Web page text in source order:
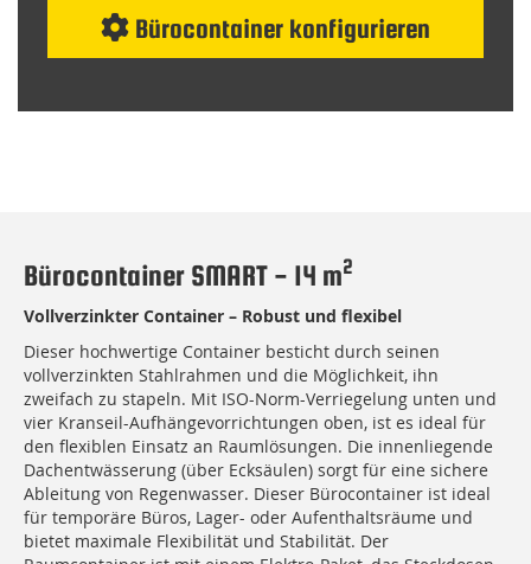
Bürocontainer konfigurieren
Bürocontainer SMART - 14 m2
Vollverzinkter Container – Robust und flexibel
Dieser hochwertige Container besticht durch seinen
vollverzinkten Stahlrahmen und die Möglichkeit, ihn
zweifach zu stapeln. Mit ISO-Norm-Verriegelung unten und
vier Kranseil-Aufhängevorrichtungen oben, ist es ideal für
den flexiblen Einsatz an Raumlösungen. Die innenliegende
Dachentwässerung (über Ecksäulen) sorgt für eine sichere
Ableitung von Regenwasser. Dieser Bürocontainer ist ideal
für temporäre Büros, Lager- oder Aufenthaltsräume und
bietet maximale Flexibilität und Stabilität. Der